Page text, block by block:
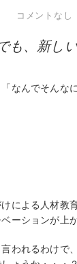
コメントなし
も、新し
なんでそんな
による人材教
ーションが上
われるわけで